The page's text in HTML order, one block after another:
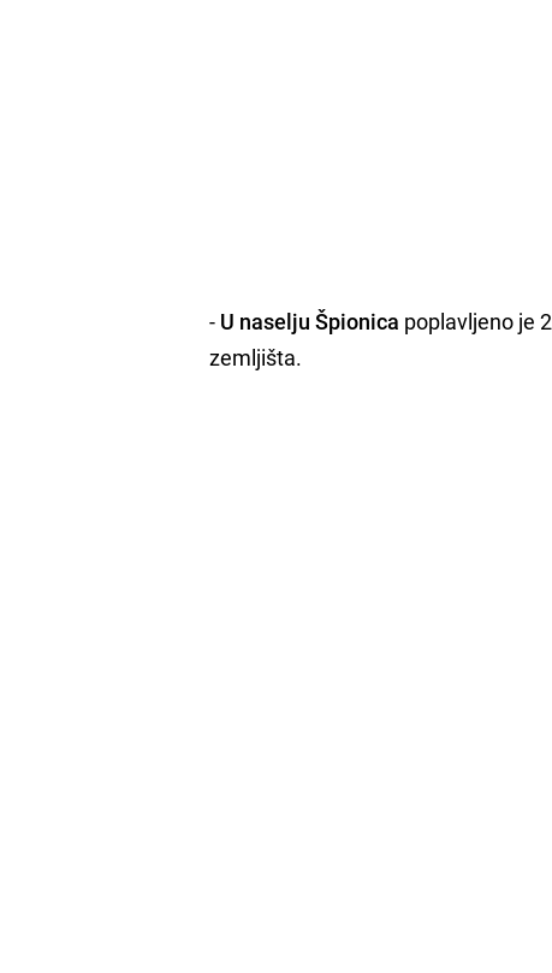
- U naselju Špionica poplavljeno je
zemljišta.